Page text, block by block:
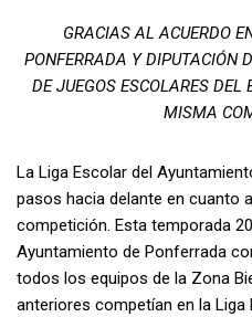
GRACIAS AL ACUERDO
PONFERRADA Y DIPUTACIÓN
DE JUEGOS ESCOLARES DEL
MISMA
La Liga Escolar del
pasos hacia delante en cuanto
competición. Esta temporada
Ayuntamiento de Ponferrada
todos los equipos de la Zona
anteriores competían en la Liga